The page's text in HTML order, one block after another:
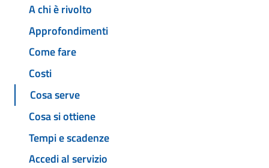
A chi è rivolto
Approfondimenti
Come fare
Costi
Cosa serve
Cosa si ottiene
Tempi e scadenze
Accedi al servizio